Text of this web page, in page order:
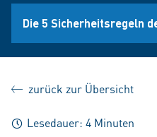
Die 5 Sicherheitsregeln
zurück zur Übersicht
Lesedauer: 4 Minuten